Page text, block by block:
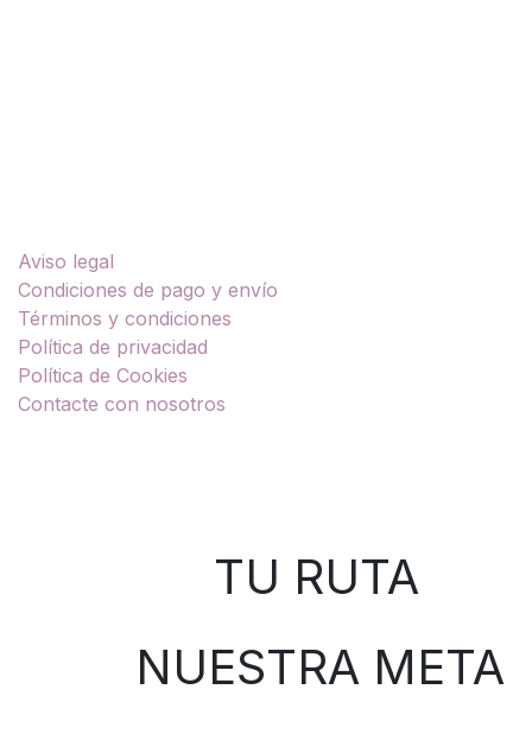
Aviso legal
Condiciones de pago y envío
Términos y condiciones
Política de privacidad
Política de Cookies
Contacte con nosotros
TU RUTA
NUESTRA META